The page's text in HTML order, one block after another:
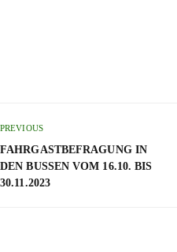
PREVIOUS
FAHRGASTBEFRAGUNG IN
DEN BUSSEN VOM 16.10. BIS
30.11.2023